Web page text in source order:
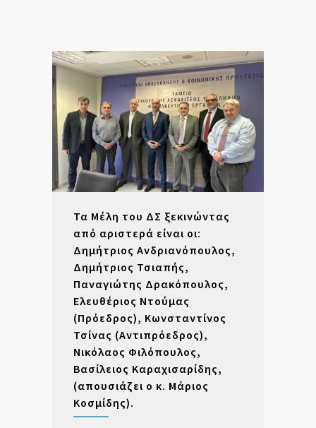
Τα Μέλη του ΔΣ ξεκινώντας
από αριστερά είναι οι:
Δημήτριος Ανδριανόπουλος,
Δημήτριος Τσιαπής,
Παναγιώτης Δρακόπουλος,
Ελευθέριος Ντούμας
(Πρόεδρος), Κωνσταντίνος
Τσίνας (Αντιπρόεδρος),
Νικόλαος Φιλόπουλος,
Βασίλειος Καραχισαρίδης,
(απουσιάζει ο κ. Μάριος
Κοσμίδης).